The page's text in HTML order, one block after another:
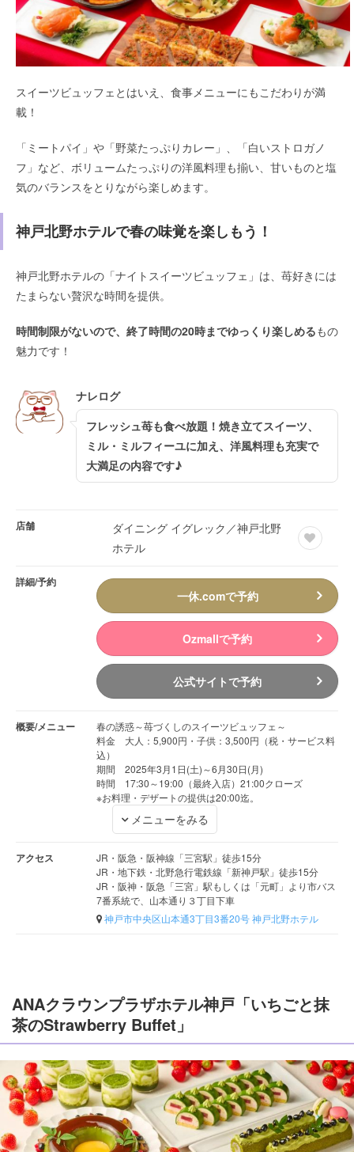
スイーツビュッフェとはいえ、食事メニューにもこだわりが満
載！
「ミートパイ」や「野菜たっぷりカレー」、「白いストロガノ
フ」など、ボリュームたっぷりの洋風料理も揃い、甘いものと塩
気のバランスをとりながら楽しめます。
神戸北野ホテルで春の味覚を楽しもう！
神戸北野ホテルの「ナイトスイーツビュッフェ」は、苺好きには
たまらない贅沢な時間を提供。
時間制限がないので、終了時間の20時までゆっくり楽しめるもの
魅力です！
ナレログ
フレッシュ苺も食べ放題！焼き立てスイーツ、
ミル・ミルフィーユに加え、洋風料理も充実で
大満足の内容です♪
店舗
ダイニング イグレック／神戸北野
ホテル
詳細/予約
一休.comで予約
Ozmallで予約
公式サイトで予約
概要/メニュー
春の誘惑～苺づくしのスイーツビュッフェ～
料金 大人：5,900円・子供：3,500円（税・サービス料
込）
期間 2025年3月1日(土)～6月30日(月)
時間 17:30～19:00（最終入店）21:00クローズ
※お料理・デザートの提供は20:00迄。
メニューをみる
アクセス
JR・阪急・阪神線「三宮駅」徒歩15分
JR・地下鉄・北野急行電鉄線「新神戸駅」徒歩15分
JR・阪神・阪急「三宮」駅もしくは「元町」より市バス
7番系統で、山本通り３丁目下車
神戸市中央区山本通3丁目3番20号 神戸北野ホテル
ANAクラウンプラザホテル神戸「いちごと抹
茶のStrawberry Buffet」